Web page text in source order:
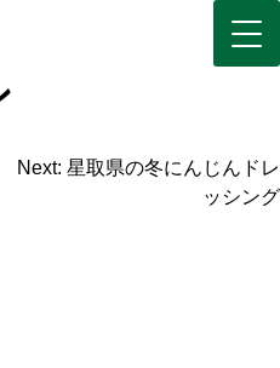
Next: 星取県の冬にんじんドレ
ッシング